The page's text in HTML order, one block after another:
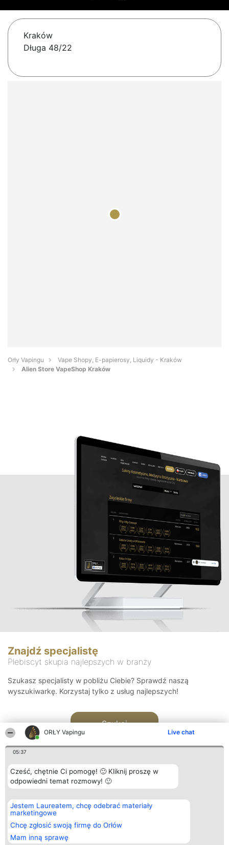
ORŁY Vapingu Live chat
05:37
Cześć, chętnie Ci pomogę! 🙂 Kliknij proszę w
odpowiedni temat rozmowy! 🙂
Jestem Laureatem, chcę odebrać materiały
marketingowe
Chcę zgłosić swoją firmę do Orłów
Mam inną sprawę
Kraków
Długa 48/22
Orły Vapingu
Vape Shopy, E-papierosy, Liquidy - Kraków
Alien Store VapeShop Kraków
Znajdź specjalistę
Plebiscyt skupia najlepszych w branży
Szukasz specjalisty w pobliżu Ciebie? Sprawdź naszą
wyszukiwarkę. Korzystaj tylko z usług najlepszych!
Szukaj
Organizator plebiscytu
Bright Side Solutions sp. z o.
o. sp. k.
ul. Ruska 22
Wrocław 50-079
KRS 0000749100 | Regon
Plebiscyt
Laureaci
wszystkich
Laureatów
Kontakt
Kontakt